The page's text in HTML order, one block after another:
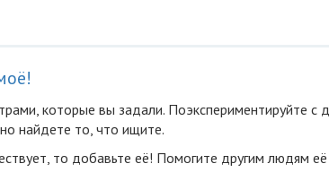
которые вы задали. Поэкспериментируйте с
найдете то, что ищите.
то добавьте её! Помогите другим людям